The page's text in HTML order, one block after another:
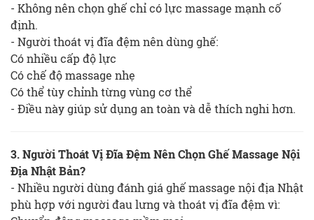
- Không nên chọn ghế chỉ có lực massage mạnh cố
định.
- Người thoát vị đĩa đệm nên dùng ghế:
Có nhiều cấp độ lực
Có chế độ massage nhẹ
Có thể tùy chỉnh từng vùng cơ thể
- Điều này giúp sử dụng an toàn và dễ thích nghi hơn.
3. Người Thoát Vị Đĩa Đệm Nên Chọn Ghế Massage Nội
Địa Nhật Bản?
- Nhiều người dùng đánh giá ghế massage nội địa Nhật
phù hợp với người đau lưng và thoát vị đĩa đệm vì: